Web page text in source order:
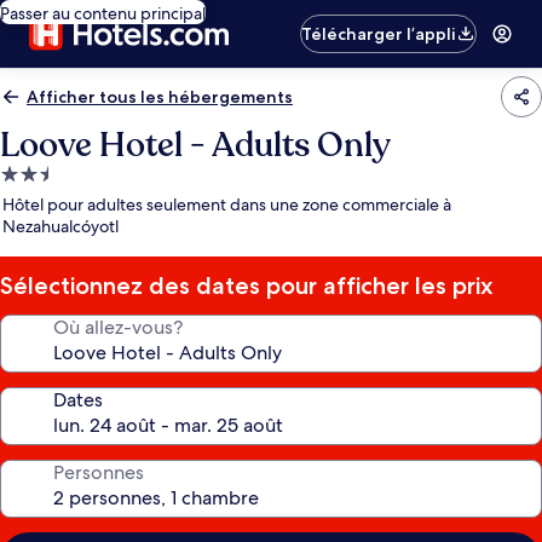
Passer au contenu principal
Télécharger l’appli
Afficher tous les hébergements
Loove Hotel - Adults Only
Hébergement
2.5 étoiles
Hôtel pour adultes seulement dans une zone commerciale à
Nezahualcóyotl
Sélectionnez des dates pour afficher les prix
Où allez-vous?
Dates
Personnes